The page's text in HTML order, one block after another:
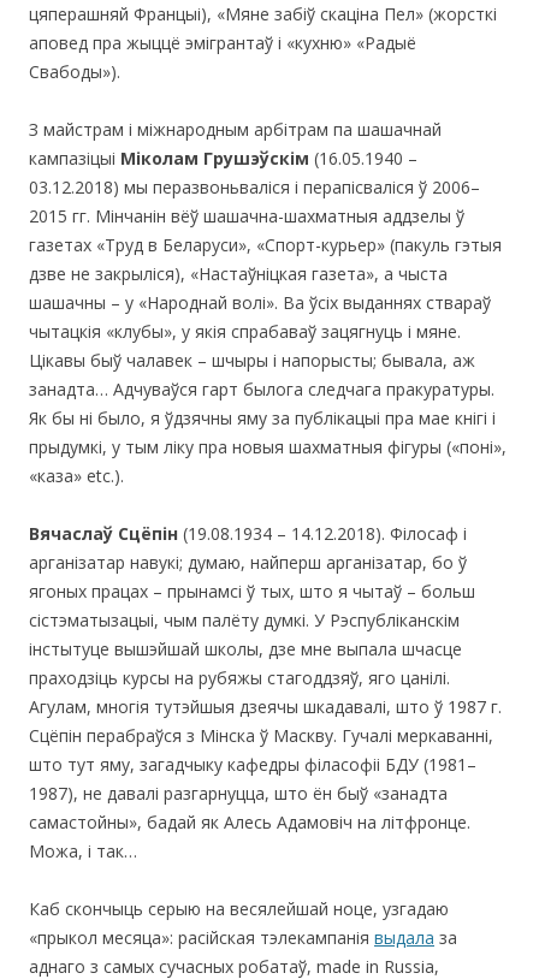
цяперашняй Францыі), «Мяне забіў скаціна Пел» (жорсткі
аповед пра жыццё эмігрантаў і «кухню» «Радыё
Свабоды»).
З майстрам і міжнародным арбітрам па шашачнай
кампазіцыі Міколам Грушэўскім (16.05.1940 –
03.12.2018) мы перазвоньваліся і перапісваліся ў 2006–
2015 гг. Мінчанін вёў шашачна-шахматныя аддзелы ў
газетах «Труд в Беларуси», «Спорт-курьер» (пакуль гэтыя
дзве не закрыліся), «Настаўніцкая газета», а чыста
шашачны – у «Народнай волi». Ва ўсіх выданнях ствараў
чытацкія «клубы», у якія спрабаваў зацягнуць і мяне.
Цікавы быў чалавек – шчыры і напорысты; бывала, аж
занадта… Адчуваўся гарт былога следчага пракуратуры.
Як бы ні было, я ўдзячны яму за публікацыі пра мае кнігі і
прыдумкі, у тым ліку пра новыя шахматныя фігуры («поні»,
«каза» etc.).
Вячаслаў Сцёпін (19.08.1934 – 14.12.2018). Філосаф і
арганізатар навукі; думаю, найперш арганізатар, бо ў
ягоных працах – прынамсі ў тых, што я чытаў – больш
сістэматызацыі, чым палёту думкі. У Рэспубліканскім
інстытуце вышэйшай школы, дзе мне выпала шчасце
праходзіць курсы на рубяжы стагоддзяў, яго цанілі.
Агулам, многія тутэйшыя дзеячы шкадавалі, што ў 1987 г.
Сцёпін перабраўся з Мінска ў Маскву. Гучалі меркаванні,
што тут яму, загадчыку кафедры філасофіі БДУ (1981–
1987), не давалі разгарнуцца, што ён быў «занадта
самастойны», бадай як Алесь Адамовіч на літфронце.
Можа, і так…
Каб скончыць серыю на весялейшай ноце, узгадаю
«прыкол месяца»: расійская тэлекампанія выдала за
аднаго з самых сучасных робатаў, made in Russia,